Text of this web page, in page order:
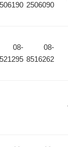
2506090
2506190
8516262
8521295